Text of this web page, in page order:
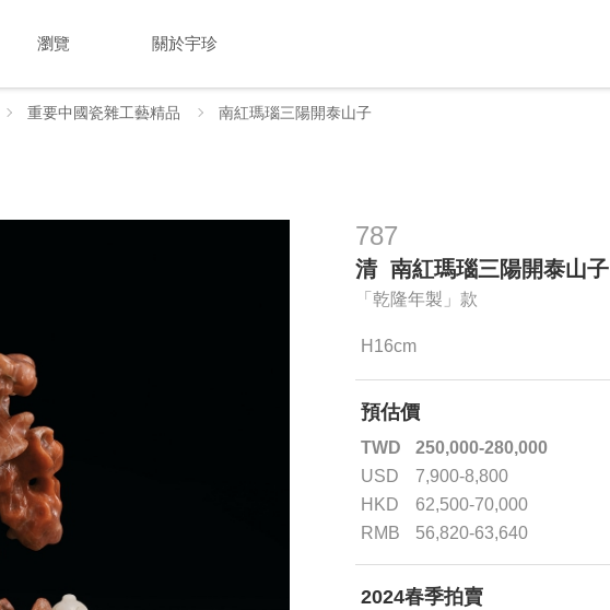
瀏覽 關於宇珍
重要中國瓷雜工藝精品 南紅瑪瑙三陽開泰山子
787
清 南紅瑪瑙三陽開泰山子
「乾隆年製」款
H16cm
預估價
TWD
250,000-280,000
USD
7,900-8,800
HKD
62,500-70,000
RMB
56,820-63,640
2024春季拍賣